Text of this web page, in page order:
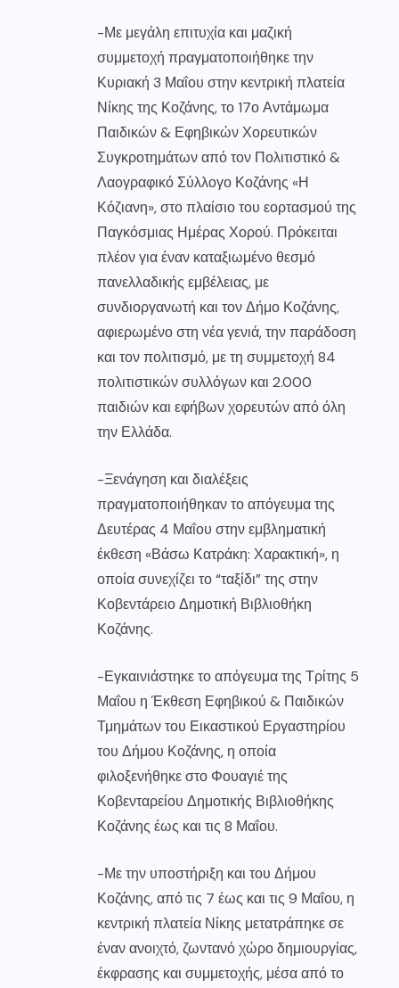
-Με μεγάλη επιτυχία και μαζική
συμμετοχή πραγματοποιήθηκε την
Κυριακή 3 Μαΐου στην κεντρική πλατεία
Νίκης της Κοζάνης, το 17ο Αντάμωμα
Παιδικών & Εφηβικών Χορευτικών
Συγκροτημάτων από τον Πολιτιστικό &
Λαογραφικό Σύλλογο Κοζάνης «Η
Κόζιανη», στο πλαίσιο του εορτασμού της
Παγκόσμιας Ημέρας Χορού. Πρόκειται
πλέον για έναν καταξιωμένο θεσμό
πανελλαδικής εμβέλειας, με
συνδιοργανωτή και τον Δήμο Κοζάνης,
αφιερωμένο στη νέα γενιά, την παράδοση
και τον πολιτισμό, με τη συμμετοχή 84
πολιτιστικών συλλόγων και 2.000
παιδιών και εφήβων χορευτών από όλη
την Ελλάδα.
-Ξενάγηση και διαλέξεις
πραγματοποιήθηκαν το απόγευμα της
Δευτέρας 4 Μαΐου στην εμβληματική
έκθεση «Βάσω Κατράκη: Χαρακτική», η
οποία συνεχίζει το “ταξίδι” της στην
Κοβεντάρειο Δημοτική Βιβλιοθήκη
Κοζάνης.
-Εγκαινιάστηκε το απόγευμα της Τρίτης 5
Μαΐου η Έκθεση Εφηβικού & Παιδικών
Τμημάτων του Εικαστικού Εργαστηρίου
του Δήμου Κοζάνης, η οποία
φιλοξενήθηκε στο Φουαγιέ της
Κοβενταρείου Δημοτικής Βιβλιοθήκης
Κοζάνης έως και τις 8 Μαΐου.
-Με την υποστήριξη και του Δήμου
Κοζάνης, από τις 7 έως και τις 9 Μαΐου, η
κεντρική πλατεία Νίκης μετατράπηκε σε
έναν ανοιχτό, ζωντανό χώρο δημιουργίας,
έκφρασης και συμμετοχής, μέσα από το